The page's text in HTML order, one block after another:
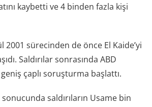
kaybetti ve 4 binden fazla kişi
2001 sürecinden de önce El Kaide’yi
Saldırılar sonrasında ABD
çaplı soruşturma başlattı.
saldırıların Usame bin